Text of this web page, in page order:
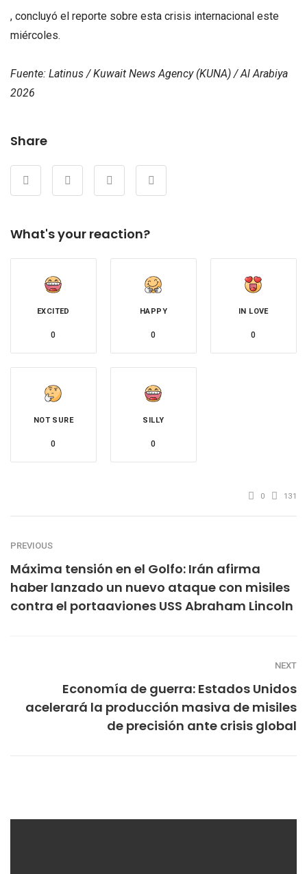
, concluyó el reporte sobre esta crisis internacional este
miércoles.
Fuente: Latinus / Kuwait News Agency (KUNA) / Al Arabiya
2026
Share
What's your reaction?
EXCITED
0
HAPPY
0
IN LOVE
0
NOT SURE
0
SILLY
0
0 131
PREVIOUS
Máxima tensión en el Golfo: Irán afirma
haber lanzado un nuevo ataque con misiles
contra el portaaviones USS Abraham Lincoln
NEXT
Economía de guerra: Estados Unidos
acelerará la producción masiva de misiles
de precisión ante crisis global